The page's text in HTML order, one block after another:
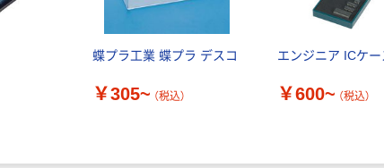
蝶プラ工業 蝶プラ デスコ
￥305~ （税込）
エンジニア ICケー
￥600~ （税込）